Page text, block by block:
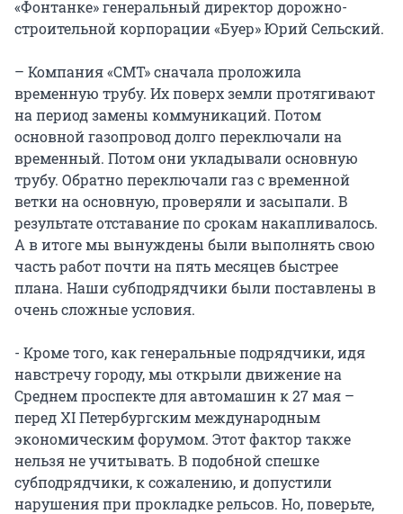
«Фонтанке» генеральный директор дорожно-
строительной корпорации «Буер» Юрий Сельский.
– Компания «СМТ» сначала проложила
временную трубу. Их поверх земли протягивают
на период замены коммуникаций. Потом
основной газопровод долго переключали на
временный. Потом они укладывали основную
трубу. Обратно переключали газ с временной
ветки на основную, проверяли и засыпали. В
результате отставание по срокам накапливалось.
А в итоге мы вынуждены были выполнять свою
часть работ почти на пять месяцев быстрее
плана. Наши субподрядчики были поставлены в
очень сложные условия.
- Кроме того, как генеральные подрядчики, идя
навстречу городу, мы открыли движение на
Среднем проспекте для автомашин к 27 мая –
перед XI Петербургским международным
экономическим форумом. Этот фактор также
нельзя не учитывать. В подобной спешке
субподрядчики, к сожалению, и допустили
нарушения при прокладке рельсов. Но, поверьте,